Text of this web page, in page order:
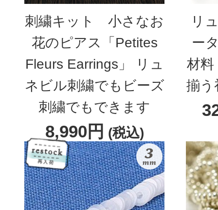
刺繍キット 小さなお
花のピアス「Petites
Fleurs Earrings」 リュ
ネビル刺繍でもビーズ
刺繍でもできます
8,990円 (税込)
リ
ー
材料
揃う